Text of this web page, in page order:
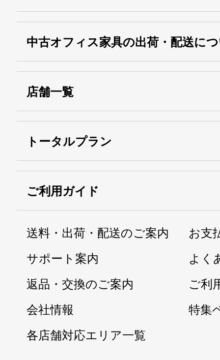
中古オフィス家具の出荷・配送に
店舗一覧
トータルプラン
ご利用ガイド
送料・出荷・配送のご案内
お支
サポート案内
よく
返品・交換のご案内
ご利
会社情報
特集
各店舗対応エリア一覧